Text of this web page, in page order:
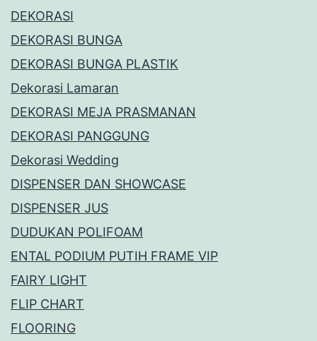
DEKORASI
DEKORASI BUNGA
DEKORASI BUNGA PLASTIK
Dekorasi Lamaran
DEKORASI MEJA PRASMANAN
DEKORASI PANGGUNG
Dekorasi Wedding
DISPENSER DAN SHOWCASE
DISPENSER JUS
DUDUKAN POLIFOAM
ENTAL PODIUM PUTIH FRAME VIP
FAIRY LIGHT
FLIP CHART
FLOORING